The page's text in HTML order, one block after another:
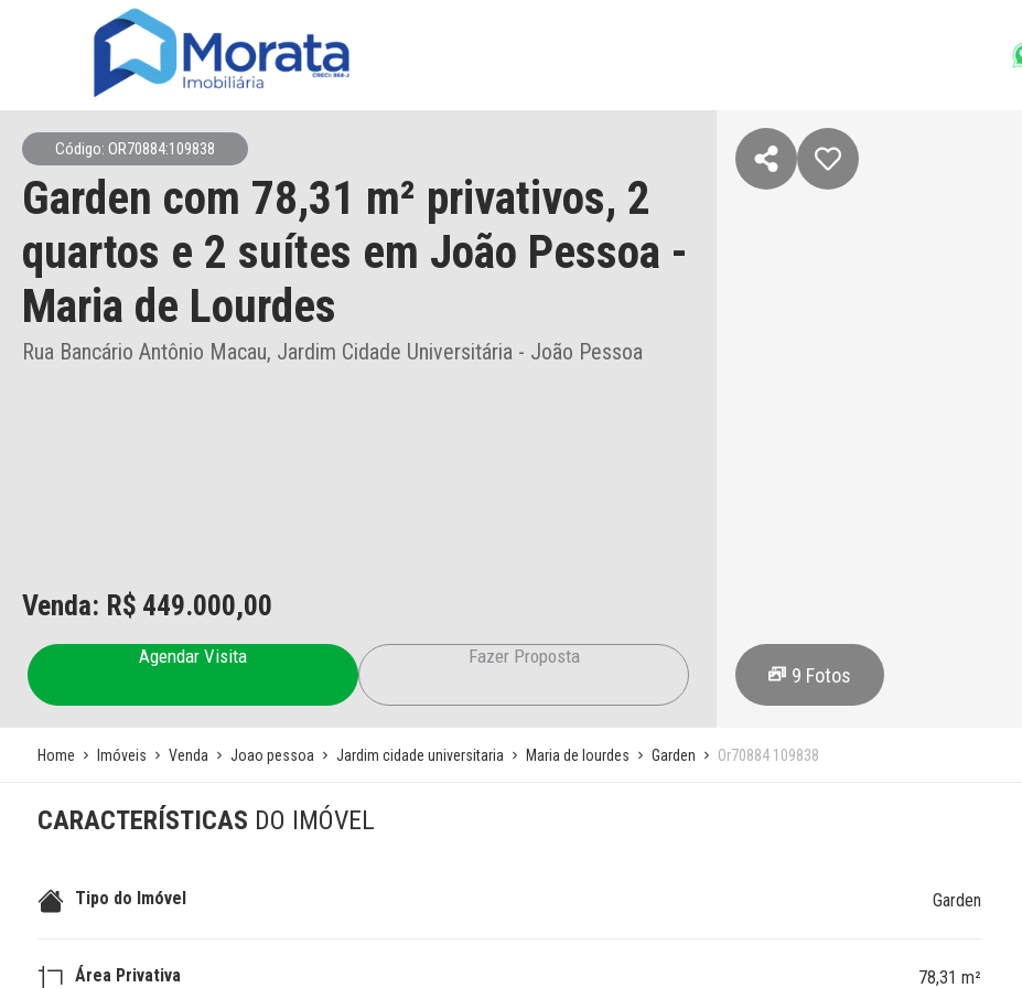
Código: OR70884:109838
Garden com 78,31 m² privativos, 2
quartos e 2 suítes em João Pessoa -
Maria de Lourdes
Rua Bancário Antônio Macau, Jardim Cidade Universitária - João Pessoa
Venda: R$ 449.000,00
Agendar Visita Fazer Proposta
9 Fotos
Home Imóveis Venda Joao pessoa Jardim cidade universitaria Maria de lourdes Garden Or70884 109838
CARACTERÍSTICAS DO IMÓVEL
Tipo do Imóvel Garden
Área Privativa 78,31 m²